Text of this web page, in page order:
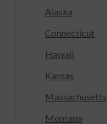
Alaska
Connecticut
Hawaii
Kansas
Massachusetts
Montana